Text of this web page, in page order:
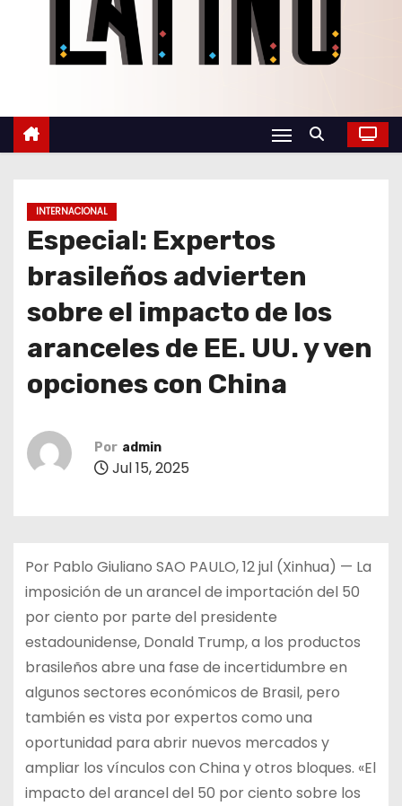
INTERNACIONAL
Especial: Expertos
brasileños advierten
sobre el impacto de los
aranceles de EE. UU. y ven
opciones con China
Por admin
Jul 15, 2025
Por Pablo Giuliano SAO PAULO, 12 jul (Xinhua) — La
imposición de un arancel de importación del 50
por ciento por parte del presidente
estadounidense, Donald Trump, a los productos
brasileños abre una fase de incertidumbre en
algunos sectores económicos de Brasil, pero
también es vista por expertos como una
oportunidad para abrir nuevos mercados y
ampliar los vínculos con China y otros bloques. «El
impacto del arancel del 50 por ciento sobre los